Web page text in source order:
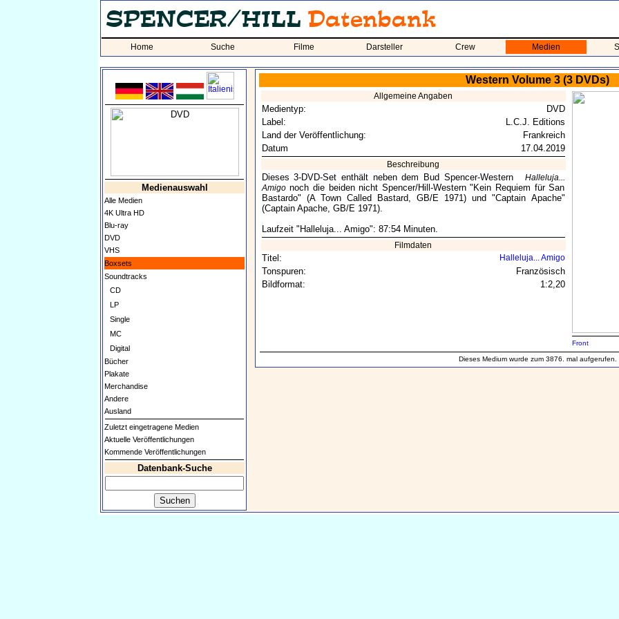
Home Suche Filme Darsteller Crew Medien
Medienauswahl
Alle Medien
4K Ultra HD
Blu-ray
DVD
VHS
Boxsets
Soundtracks
CD
LP
Single
MC
Digital
Bücher
Plakate
Merchandise
Andere
Ausland
Zuletzt eingetragene Medien
Aktuelle Veröffentlichungen
Kommende Veröffentlichungen
Datenbank-Suche
Western Volume 3 (3 DVDs)
Allgemeine Angaben
Medientyp:
DVD
Label:
L.C.J. Editions
Land der Veröffentlichung:
Frankreich
Datum
17.04.2019
Beschreibung
Dieses 3-DVD-Set enthält neben dem Bud Spencer-Western
Halleluja...
Amigonoch die beiden nicht Spencer/Hill-Western "Kein Requiem für San
Bastardo" (A Town Called Bastard, GB/E 1971) und "Captain Apache"
(Captain Apache, GB/E 1971).
Laufzeit "Halleluja... Amigo": 87:54 Minuten.
Filmdaten
Titel: Halleluja... Amigo
Tonspuren:
Französisch
Bildformat:
1:2,20
Front
Dieses Medium wurde zum 3876. mal aufgerufen.